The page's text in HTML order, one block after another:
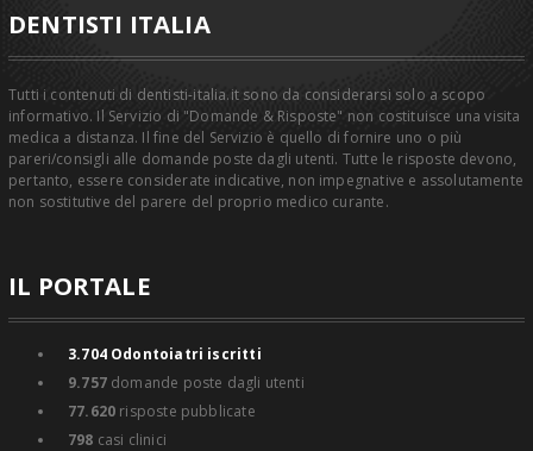
DENTISTI ITALIA
Tutti i contenuti di dentisti-italia.it sono da considerarsi solo a scopo
informativo. Il Servizio di "Domande & Risposte" non costituisce una visita
medica a distanza. Il fine del Servizio è quello di fornire uno o più
pareri/consigli alle domande poste dagli utenti. Tutte le risposte devono,
pertanto, essere considerate indicative, non impegnative e assolutamente
non sostitutive del parere del proprio medico curante.
IL PORTALE
3.704Odontoiatri iscritti
9.757domande poste dagli utenti
77.620 risposte pubblicate
798 casi clinici